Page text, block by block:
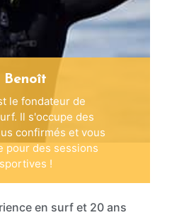
Benoît
le fondateur de
Il s'occupe des
confirmés et vous
pour des sessions
sportives !
en surf et 20 ans